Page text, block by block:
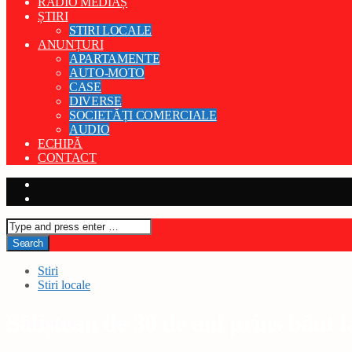
ȘTIRI
STIRI LOCALE
ANUNȚURI
APARTAMENTE
AUTO-MOTO
CASE
DIVERSE
SOCIETĂȚI COMERCIALE
AUDIO
ECHIPĂ
CONTACT
Stiri
Stiri locale